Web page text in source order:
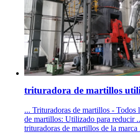
trituradora de martillos
... Trituradoras de martillos - Todos
de martillos: Utilizado para reducir
trituradoras de martillos de la marca